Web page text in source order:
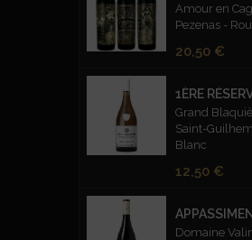
Amour en
Pezenas -
Prix
20,50 €
Grand
Saint-
Blanc
Prix
12,50 €
Domaine